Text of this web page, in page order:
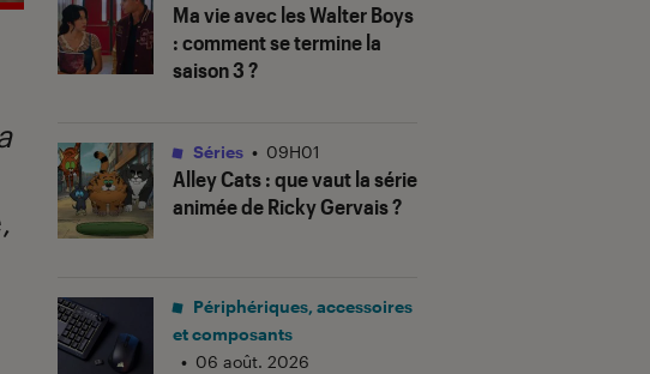
Ma vie avec les Walter Boys
: comment se termine la
saison 3 ?
Alley Cats: que vaut la série
animée de Ricky Gervais ?
Séries • 09H01
Périphériques, accessoires
et composants
• 06 août. 2026